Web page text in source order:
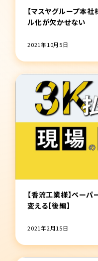
【マスヤグループ本
ル化が欠かせない
2021年10月5日
【香流工業様】ペー
変える【後編】
2021年2月15日